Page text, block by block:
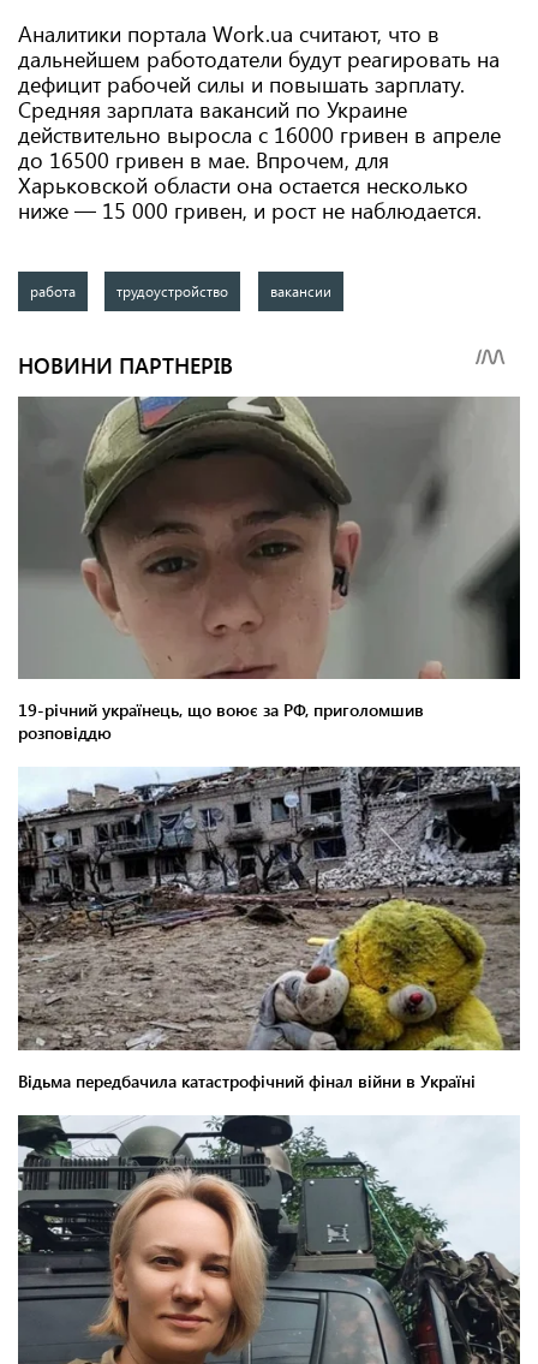
Аналитики портала Work.ua считают, что в
дальнейшем работодатели будут реагировать на
дефицит рабочей силы и повышать зарплату.
Средняя зарплата вакансий по Украине
действительно выросла с 16000 гривен в апреле
до 16500 гривен в мае. Впрочем, для
Харьковской области она остается несколько
ниже — 15 000 гривен, и рост не наблюдается.
работа трудоустройство вакансии